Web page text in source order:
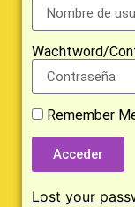
Wachtword/
Remember
Acceder
Lost your